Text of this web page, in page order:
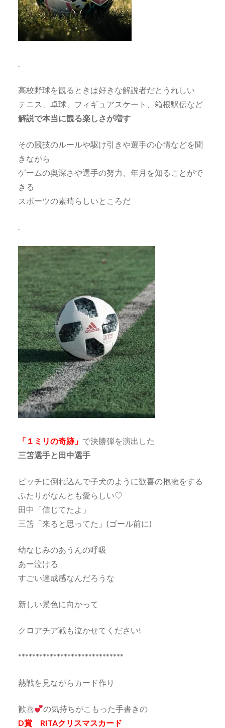
.
高校野球を観るときは好きな解説者だとうれしい
テニス、卓球、フィギュアスケート、箱根駅伝など
解説で本当に観る楽しさが増す
その競技のルールや駆け引きや選手の心情などを聞
きながら
ゲームの奥深さや選手の努力、年月を知ることがで
きる
スポーツの素晴らしいところだ
.
「１ミリの奇跡」 で決勝弾を演出した
三笘選手と田中選手
ピッチに倒れ込んで子犬のように歓喜の抱擁をする
ふたりがなんとも愛らしい♡
田中「信じてたよ」
三笘「来ると思ってた」(ゴール前に)
幼なじみのあうんの呼吸
あー泣ける
すごい達成感なんだろうな
新しい景色に向かって
クロアチア戦も泣かせてください!
******************************
熱戦を見ながらカード作り
歓喜
の気持ちがこもった手書きの
D賞 RITAクリスマスカード